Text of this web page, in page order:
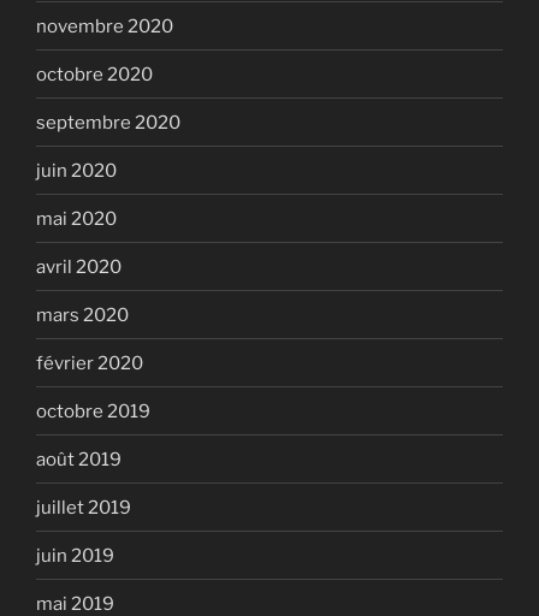
novembre 2020
octobre 2020
septembre 2020
juin 2020
mai 2020
avril 2020
mars 2020
février 2020
octobre 2019
août 2019
juillet 2019
juin 2019
mai 2019